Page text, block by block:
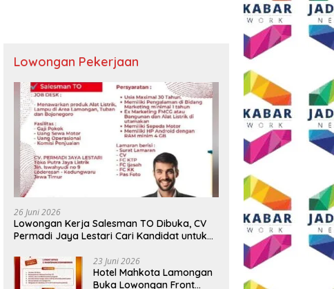
Lowongan Pekerjaan
26 Juni 2026
Lowongan Kerja Salesman TO Dibuka, CV
Permadi Jaya Lestari Cari Kandidat untuk
23 Juni 2026
Hotel Mahkota Lamongan
Buka Lowongan Front